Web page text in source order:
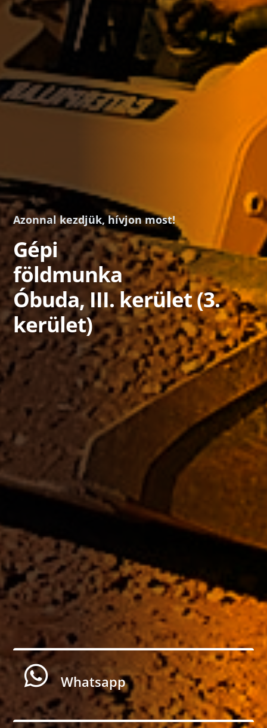
Azonnal kezdjük, hívjon most!
Gépi
földmunka
Óbuda, III. kerület (3.
kerület)
 Whatsapp